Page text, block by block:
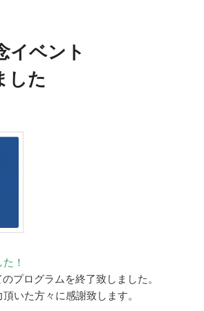
イベント
した
！
プログラムを終了致しました。
いた方々に感謝致します。